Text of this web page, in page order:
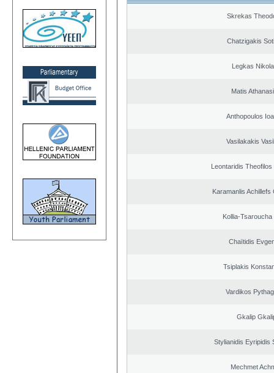
Skrekas
Chatzigakis
Legkas
Matis
Anthopoulos
Vasilakakis
Leontaridis
Karamanlis Achillefs
Kollia-Tsaroucha
Chaïtidis
Tsiplakis
Vardikos
Gkalip
Stylianidis Eyripidis
Mechmet